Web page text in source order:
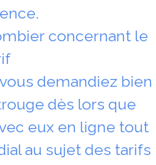
concernant le
demandiez bien
dès lors que
eux en ligne tout
au sujet des tarifs